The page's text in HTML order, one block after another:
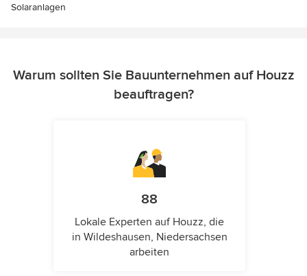
Solaranlagen
Warum sollten Sie Bauunternehmen auf Houzz
beauftragen?
88
Lokale Experten auf Houzz, die
in Wildeshausen, Niedersachsen
arbeiten